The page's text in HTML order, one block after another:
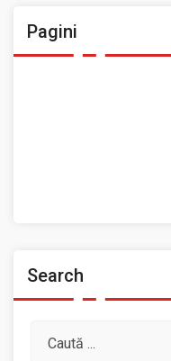
Pagini
Search